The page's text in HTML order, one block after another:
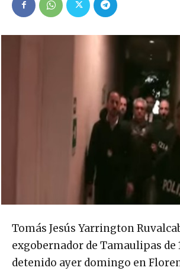
Tomás Jesús Yarrington
exgobernador de Tamaulipas de
detenido ayer domingo en